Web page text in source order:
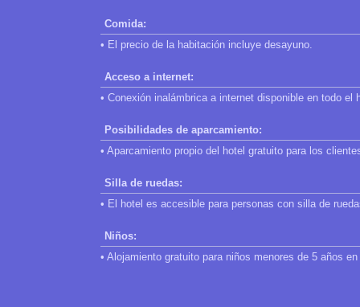
Comida:
• El precio de la habitación incluye desayuno.
Acceso a internet:
• Conexión inalámbrica a internet disponible en todo el
Posibilidades de aparcamiento:
• Aparcamiento propio del hotel gratuito para los
Silla de ruedas:
• El hotel es accesible para personas con silla de
Niños:
• Alojamiento gratuito para niños menores de 5 años